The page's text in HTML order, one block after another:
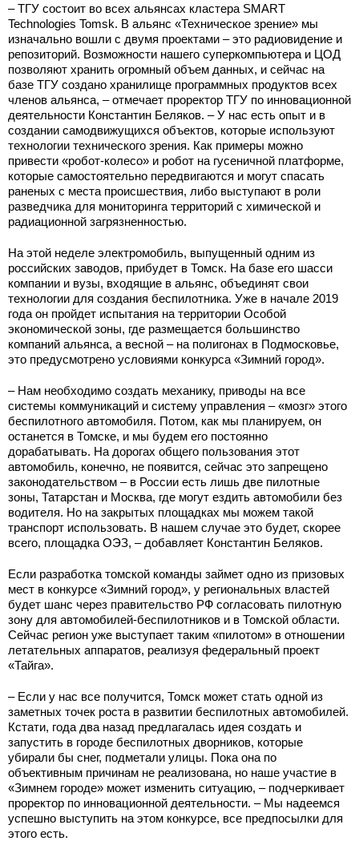
– ТГУ состоит во всех альянсах кластера SMART
Technologies Tomsk. В альянс «Техническое зрение» мы
изначально вошли с двумя проектами – это радиовидение и
репозиторий. Возможности нашего суперкомпьютера и ЦОД
позволяют хранить огромный объем данных, и сейчас на
базе ТГУ создано хранилище программных продуктов всех
членов альянса, – отмечает проректор ТГУ по инновационной
деятельности Константин Беляков. – У нас есть опыт и в
создании самодвижущихся объектов, которые используют
технологии технического зрения. Как примеры можно
привести «робот-колесо» и робот на гусеничной платформе,
которые самостоятельно передвигаются и могут спасать
раненых с места происшествия, либо выступают в роли
разведчика для мониторинга территорий с химической и
радиационной загрязненностью.
На этой неделе электромобиль, выпущенный одним из
российских заводов, прибудет в Томск. На базе его шасси
компании и вузы, входящие в альянс, объединят свои
технологии для создания беспилотника. Уже в начале 2019
года он пройдет испытания на территории Особой
экономической зоны, где размещается большинство
компаний альянса, а весной – на полигонах в Подмосковье,
это предусмотрено условиями конкурса «Зимний город».
– Нам необходимо создать механику, приводы на все
системы коммуникаций и систему управления – «мозг» этого
беспилотного автомобиля. Потом, как мы планируем, он
останется в Томске, и мы будем его постоянно
дорабатывать. На дорогах общего пользования этот
автомобиль, конечно, не появится, сейчас это запрещено
законодательством – в России есть лишь две пилотные
зоны, Татарстан и Москва, где могут ездить автомобили без
водителя. Но на закрытых площадках мы можем такой
транспорт использовать. В нашем случае это будет, скорее
всего, площадка ОЭЗ, – добавляет Константин Беляков.
Если разработка томской команды займет одно из призовых
мест в конкурсе «Зимний город», у региональных властей
будет шанс через правительство РФ согласовать пилотную
зону для автомобилей-беспилотников и в Томской области.
Сейчас регион уже выступает таким «пилотом» в отношении
летательных аппаратов, реализуя федеральный проект
«Тайга».
– Если у нас все получится, Томск может стать одной из
заметных точек роста в развитии беспилотных автомобилей.
Кстати, года два назад предлагалась идея создать и
запустить в городе беспилотных дворников, которые
убирали бы снег, подметали улицы. Пока она по
объективным причинам не реализована, но наше участие в
«Зимнем городе» может изменить ситуацию, – подчеркивает
проректор по инновационной деятельности. – Мы надеемся
успешно выступить на этом конкурсе, все предпосылки для
этого есть.